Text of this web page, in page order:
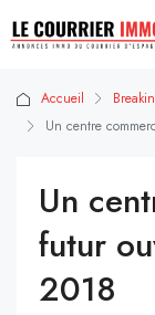
Accueil
Un centre
Un
futur
2018